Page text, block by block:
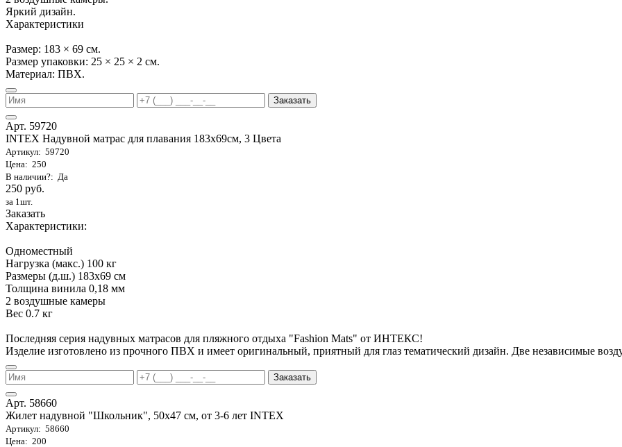
Яркий дизайн.
Характеристики
Размер: 183 × 69 см.
Размер упаковки: 25 × 25 × 2 см.
Материал: ПВХ.
Заказать
Арт. 59720
INTEX Надувной матрас для плавания 183х69см, 3 Цвета
Артикул: 59720
Цена: 250
В наличии?: Да
250 руб.
за 1шт.
Заказать
Характеристики:
Одноместный
Нагрузка (макс.) 100 кг
Размеры (д.ш.) 183х69 см
Толщина винила 0,18 мм
2 воздушные камеры
Вес 0.7 кг
Последняя серия надувных матрасов для пляжного отдыха "Fashion Mats" от ИНТЕКС!
Изделие изготовлено из прочного ПВХ и имеет оригинальный, приятный для глаз тематический дизайн. Две независимые
Заказать
Арт. 58660
Жилет надувной "Школьник", 50х47 см, от 3-6 лет INTEX
Артикул: 58660
Цена: 200